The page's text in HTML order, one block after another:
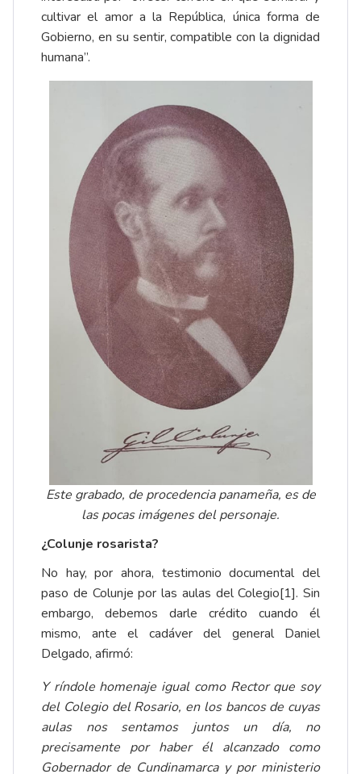
cultivar el amor a la República, única forma de
Gobierno, en su sentir, compatible con la dignidad
humana”.
Este grabado, de procedencia panameña, es de
las pocas imágenes del personaje.
¿Colunje rosarista?
No hay, por ahora, testimonio documental del
paso de Colunje por las aulas del Colegio[1]. Sin
embargo, debemos darle crédito cuando él
mismo, ante el cadáver del general Daniel
Delgado, afirmó:
Y ríndole homenaje igual como Rector que soy
del Colegio del Rosario, en los bancos de cuyas
aulas nos sentamos juntos un día, no
precisamente por haber él alcanzado como
Gobernador de Cundinamarca y por ministerio